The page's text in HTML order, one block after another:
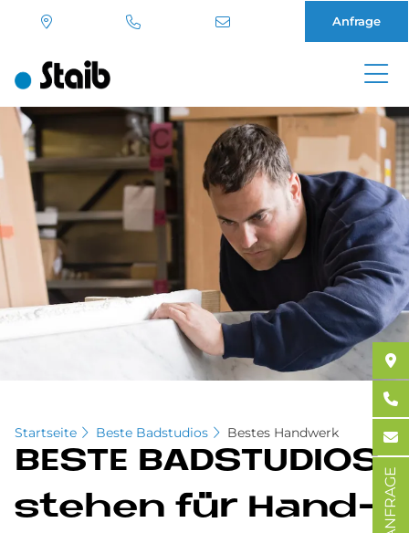
Direkt
zum
Inhalt
Anfrage
Startseite Beste Badstudios Bestes Handwerk
BE­STE BAD­STU­DI­OS
ste­hen für Hand­ ANFRAGE